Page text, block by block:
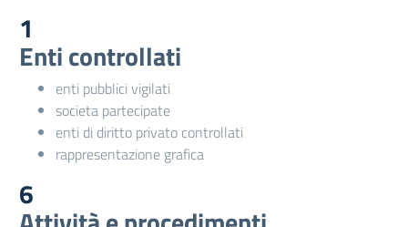
1
Enti controllati
enti pubblici vigilati
societa partecipate
enti di diritto privato controllati
rappresentazione grafica
6